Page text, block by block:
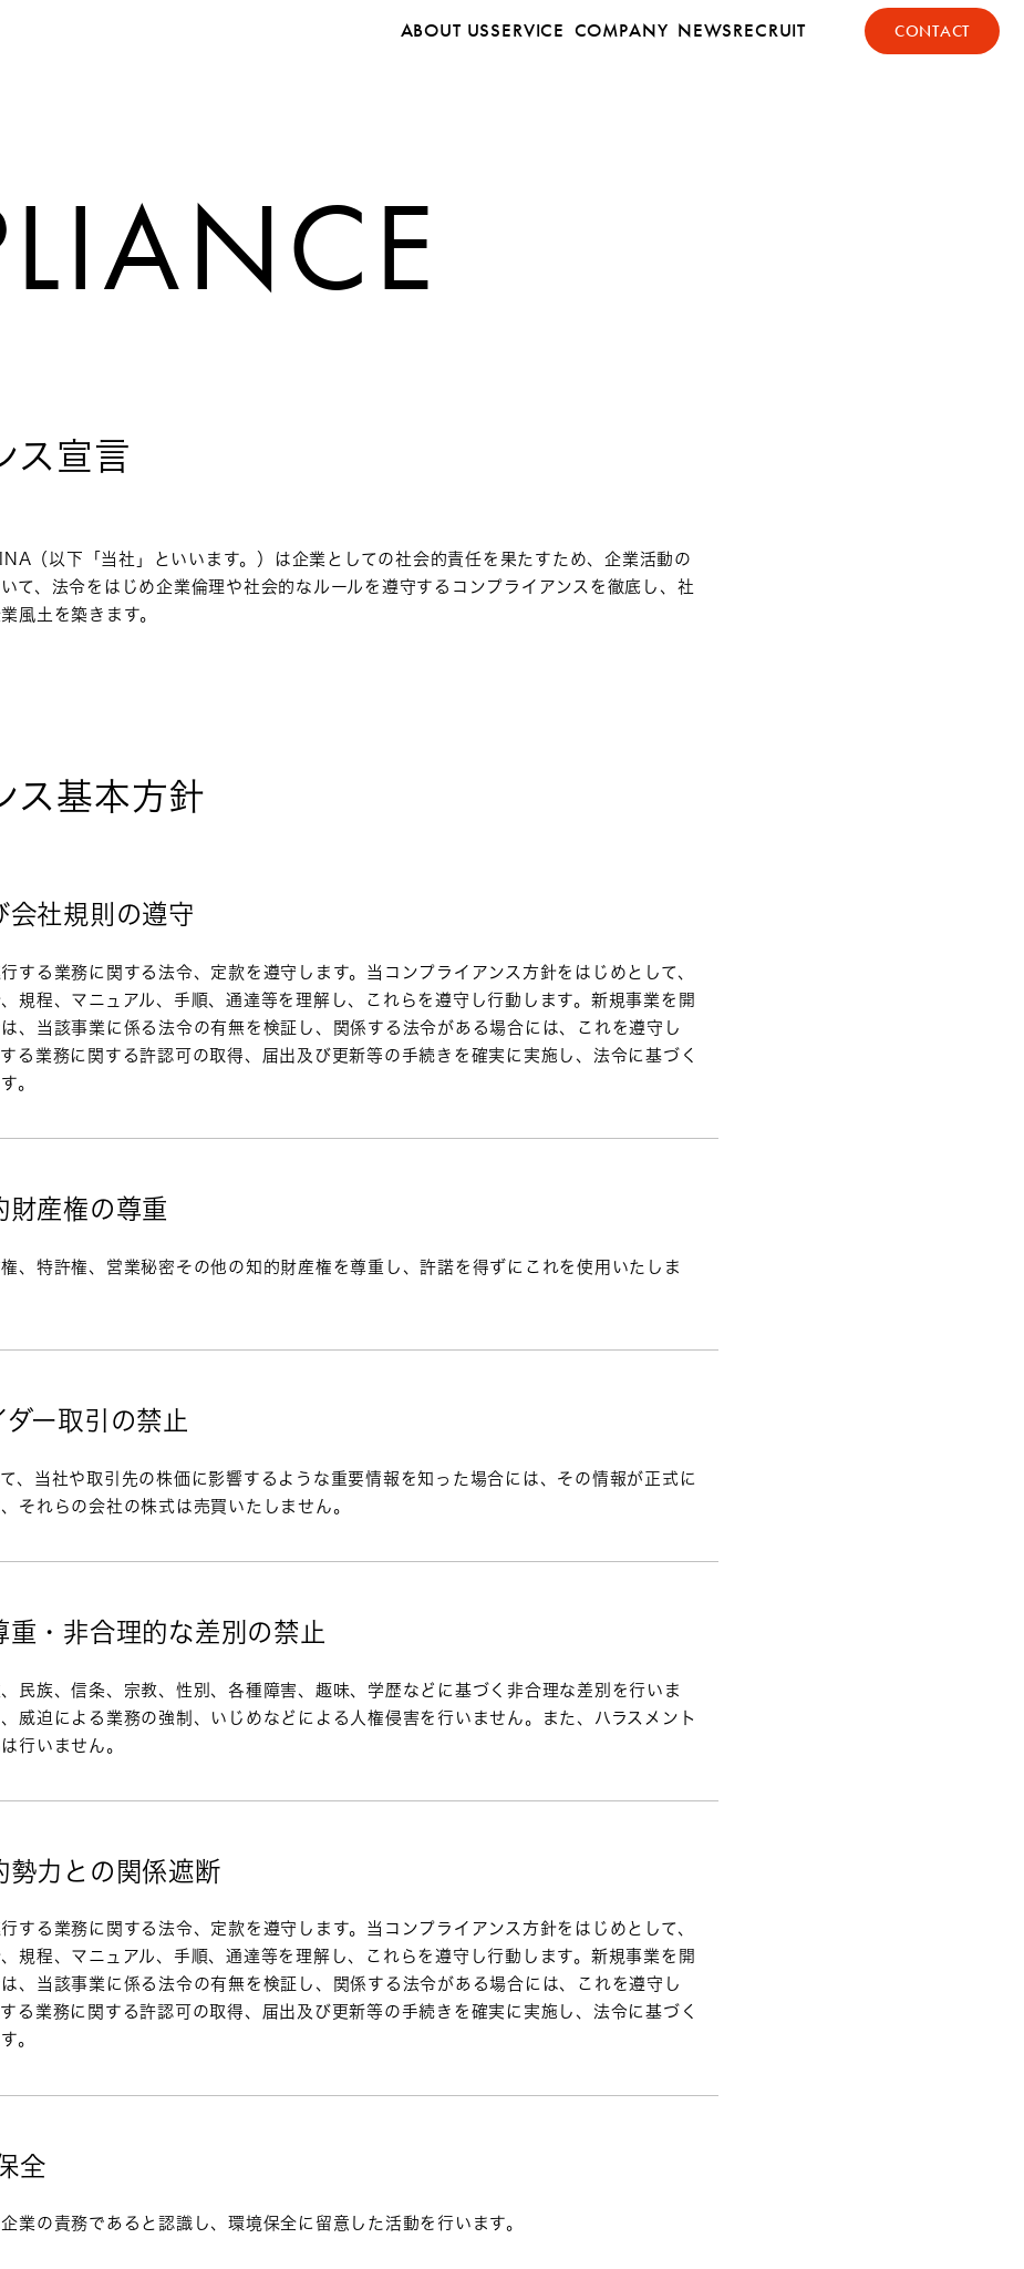
ABOUT USSERVICE COMPANY NEWSRECRUIT CONTACT
ス宣言
（以下「当社」といいます。）は企業としての社会的責任を果たすため、企業活動の
て、法令をはじめ企業倫理や社会的なルールを遵守するコンプライアンスを徹底し、社
風土を築きます。
ス基本方針
会社規則の遵守
する業務に関する法令、定款を遵守します。当コンプライアンス方針をはじめとして、
規程、マニュアル、手順、通達等を理解し、これらを遵守し行動します。新規事業を開
、当該事業に係る法令の有無を検証し、関係する法令がある場合には、これを遵守し
る業務に関する許認可の取得、届出及び更新等の手続きを確実に実施し、法令に基づく
。
財産権の尊重
、特許権、営業秘密その他の知的財産権を尊重し、許諾を得ずにこれを使用いたしま
ダー取引の禁止
、当社や取引先の株価に影響するような重要情報を知った場合には、その情報が正式に
それらの会社の株式は売買いたしません。
重・非合理的な差別の禁止
民族、信条、宗教、性別、各種障害、趣味、学歴などに基づく非合理な差別を行いま
威迫による業務の強制、いじめなどによる人権侵害を行いません。また、ハラスメント
行いません。
勢力との関係遮断
する業務に関する法令、定款を遵守します。当コンプライアンス方針をはじめとして、
規程、マニュアル、手順、通達等を理解し、これらを遵守し行動します。新規事業を開
、当該事業に係る法令の有無を検証し、関係する法令がある場合には、これを遵守し
る業務に関する許認可の取得、届出及び更新等の手続きを確実に実施し、法令に基づく
。
全
業の責務であると認識し、環境保全に留意した活動を行います。